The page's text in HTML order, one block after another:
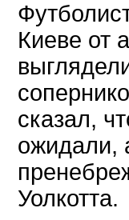
Киеве от
сказал,
ожидали,
Уолкотта.